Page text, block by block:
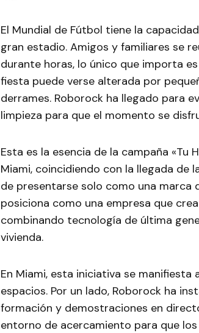
El Mundial de Fútbol tiene la
gran estadio. Amigos y familiares se
durante horas, lo único que importa
fiesta puede verse alterada por
derrames. Roborock ha llegado para
limpieza para que el momento se
Esta es la esencia de la campaña «Tu
Miami, coincidiendo con la llegada de
de presentarse solo como una marca
posiciona como una empresa que
combinando tecnología de última
vivienda.
En Miami, esta iniciativa se
espacios. Por un lado, Roborock ha
formación y demostraciones en
entorno de acercamiento para que